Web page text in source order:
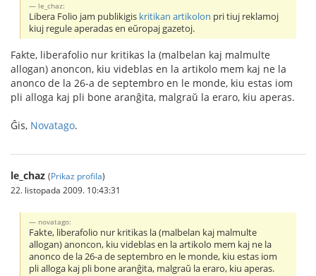
le_chaz:
Libera Folio jam publikigis kritikan artikolon pri tiuj reklamoj
kiuj regule aperadas en eŭropaj gazetoj.
Fakte, liberafolio nur kritikas la (malbelan kaj malmulte
allogan) anoncon, kiu videblas en la artikolo mem kaj ne la
anonco de la 26-a de septembro en le monde, kiu estas iom
pli alloga kaj pli bone aranĝita, malgraŭ la eraro, kiu aperas.
Ĝis, Novatago.
le_chaz (Prikaz profila)
22. listopada 2009. 10:43:31
novatago:
Fakte, liberafolio nur kritikas la (malbelan kaj malmulte
allogan) anoncon, kiu videblas en la artikolo mem kaj ne la
anonco de la 26-a de septembro en le monde, kiu estas iom
pli alloga kaj pli bone aranĝita, malgraŭ la eraro, kiu aperas.